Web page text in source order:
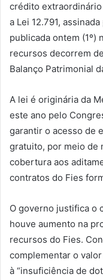
crédito extraordinário
a Lei 12.791,
publicada ontem (1º)
recursos decorrem
Balanço Patrimonial
A lei é originária da
este ano pelo
garantir o acesso de
gratuito, por meio de
cobertura aos
contratos do Fies
O governo justifica o
houve aumento na
recursos do Fies.
complementar o
à “insuficiência de